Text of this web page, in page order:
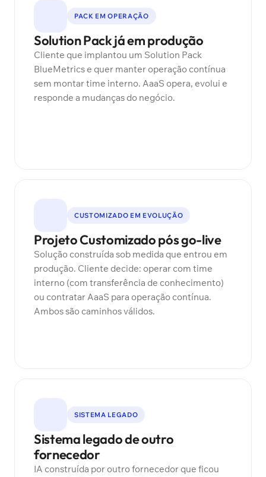
PACK EM OPERAÇÃO
Solution Pack já em produção
Cliente que implantou um Solution Pack
BlueMetrics e quer manter operação contínua
sem montar time interno. AaaS opera, evolui e
responde a mudanças do negócio.
CUSTOMIZADO EM EVOLUÇÃO
Projeto Customizado pós go-live
Solução construída sob medida que entrou em
produção. Cliente decide: operar com time
interno (com transferência de conhecimento)
ou contratar AaaS para operação contínua.
Ambos são caminhos válidos.
SISTEMA LEGADO
Sistema legado de outro
fornecedor
IA construída por outro fornecedor que ficou